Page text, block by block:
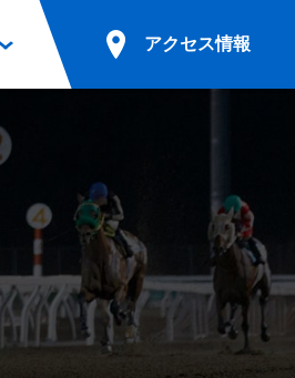
アクセス情報
無料送迎バスでのご来場
公共の交通機関でのご来場